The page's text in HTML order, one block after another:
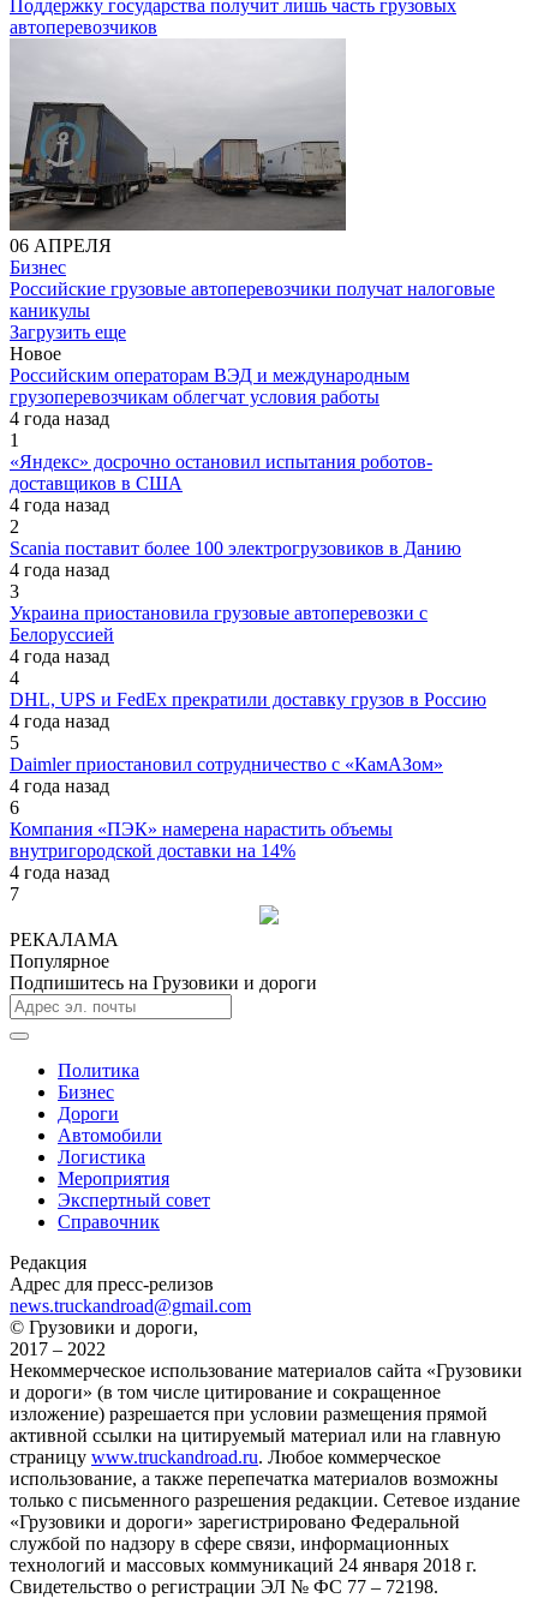
Поддержку государства получит лишь часть грузовых
автоперевозчиков
06 АПРЕЛЯ
Бизнес
Российские грузовые автоперевозчики получат налоговые
каникулы
Загрузить еще
Новое
Российским операторам ВЭД и международным
грузоперевозчикам облегчат условия работы
4 года назад
1
«Яндекс» досрочно остановил испытания роботов-
доставщиков в США
4 года назад
2
Scania поставит более 100 электрогрузовиков в Данию
4 года назад
3
Украина приостановила грузовые автоперевозки с
Белоруссией
4 года назад
4
DHL, UPS и FedEx прекратили доставку грузов в Россию
4 года назад
5
Daimler приостановил сотрудничество с «КамАЗом»
4 года назад
6
Компания «ПЭК» намерена нарастить объемы
внутригородской доставки на 14%
4 года назад
7
РЕКАЛАМА
Популярное
Подпишитесь на Грузовики и дороги
Политика
Бизнес
Дороги
Автомобили
Логистика
Мероприятия
Экспертный совет
Справочник
Редакция
Адрес для пресс-релизов
news.truckandroad@gmail.com
© Грузовики и дороги,
2017 – 2022
Некоммерческое использование материалов сайта «Грузовики
и дороги» (в том числе цитирование и сокращенное
изложение) разрешается при условии размещения прямой
активной ссылки на цитируемый материал или на главную
страницу www.truckandroad.ru. Любое коммерческое
использование, а также перепечатка материалов возможны
только с письменного разрешения редакции. Сетевое издание
«Грузовики и дороги» зарегистрировано Федеральной
службой по надзору в сфере связи, информационных
технологий и массовых коммуникаций 24 января 2018 г.
Свидетельство о регистрации ЭЛ № ФС 77 – 72198.